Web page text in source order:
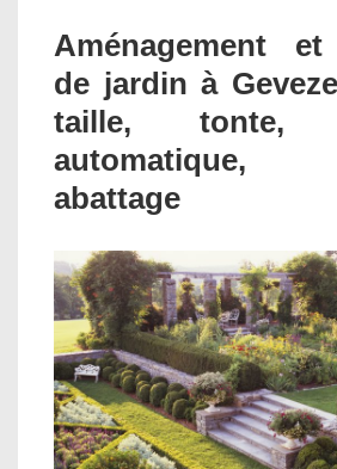
Aménagement
de jardin à
taille, tonte,
automatique,
abattage